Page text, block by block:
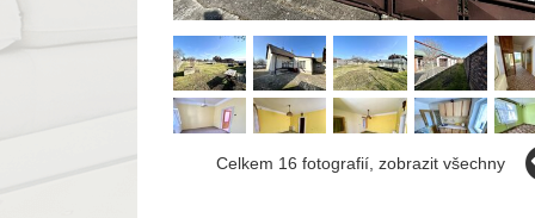
Celkem 16 fotografií, zobrazit všechny